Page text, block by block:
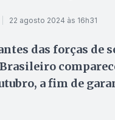
22 agosto 2024 às 16h31
das forças de
a fim de